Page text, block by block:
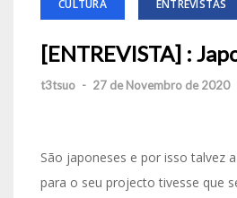
CULTURA ENTREVISTAS
[ENTREVISTA] :
t3tsuo - 27 de Novembro de 2020
São japoneses e por isso talvez
para o seu projecto tivesse que